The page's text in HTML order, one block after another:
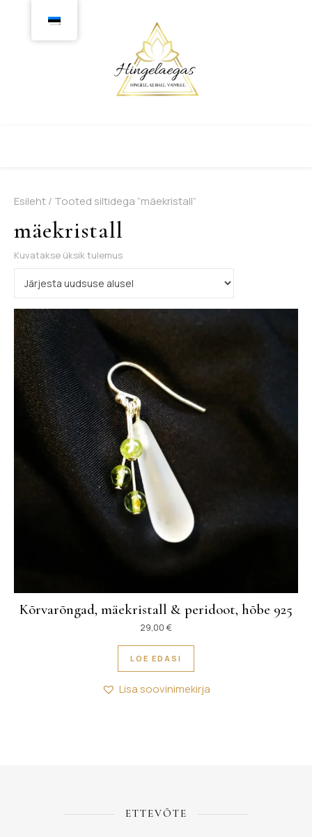
Esileht/ Tooted siltidega “mäekristall”
mäekristall
Kuvatakse üksik tulemus
Kõrvarõngad, mäekristall & peridoot, hõbe 925
29,00 €
LOE EDASI
Lisa soovinimekirja
ETTEVÕTE